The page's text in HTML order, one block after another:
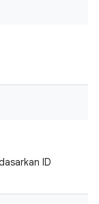
ID